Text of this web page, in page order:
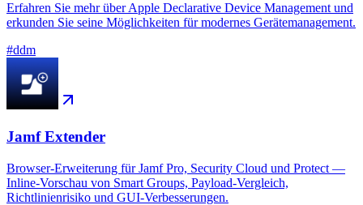
Erfahren Sie mehr über Apple Declarative Device Management und
erkunden Sie seine Möglichkeiten für modernes Gerätemanagement.
#ddm
Jamf Extender
Browser-Erweiterung für Jamf Pro, Security Cloud und Protect —
Inline-Vorschau von Smart Groups, Payload-Vergleich,
Richtlinienrisiko und GUI-Verbesserungen.